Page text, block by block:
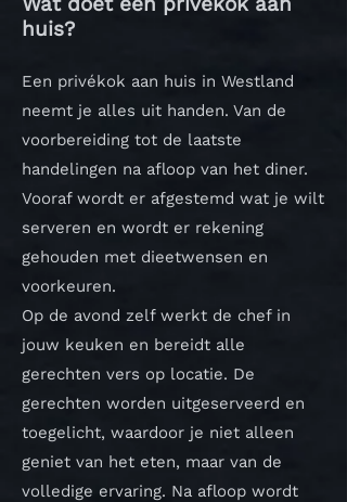
huis?
Een privékok aan huis in Westland
neemt je alles uit handen. Van de
voorbereiding tot de laatste
handelingen na afloop van het diner.
Vooraf wordt er afgestemd wat je wilt
serveren en wordt er rekening
gehouden met dieetwensen en
voorkeuren.
Op de avond zelf werkt de chef in
jouw keuken en bereidt alle
gerechten vers op locatie. De
gerechten worden uitgeserveerd en
toegelicht, waardoor je niet alleen
geniet van het eten, maar van de
volledige ervaring. Na afloop wordt